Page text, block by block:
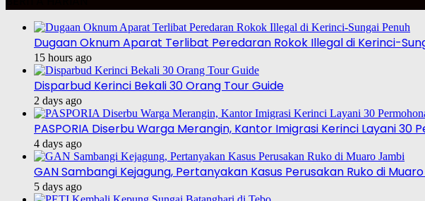
Dugaan Oknum Aparat Terlibat Peredaran Rokok Illegal di Kerinci-
15 hours ago
Disparbud Kerinci Bekali 30 Orang Tour Guide
2 days ago
PASPORIA Diserbu Warga Merangin, Kantor Imigrasi Kerinci Layani 30
4 days ago
GAN Sambangi Kejagung, Pertanyakan Kasus Perusakan Ruko di
5 days ago